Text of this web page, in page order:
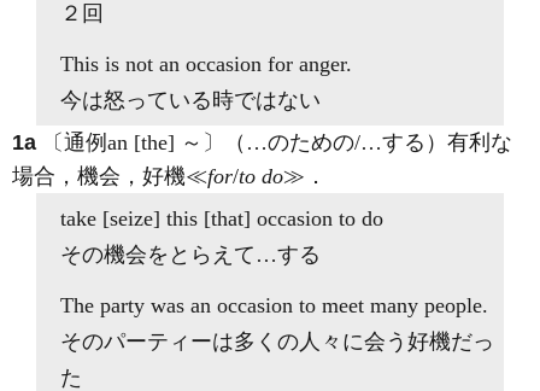
２回
This is not an occasion for anger.
今は怒っている時ではない
1a 〔通例an [the] ～〕（…のための/…する）有利な
場合，機会，好機≪for/to do≫ ．
take [seize] this [that] occasion to do
その機会をとらえて…する
The party was an occasion to meet many people.
そのパーティーは多くの人々に会う好機だっ
た